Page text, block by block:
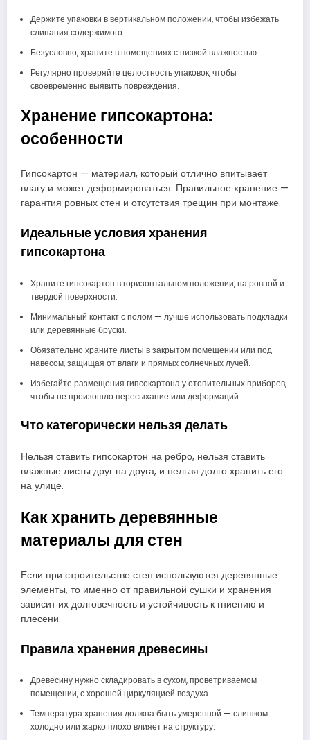
Держите упаковки в вертикальном положении, чтобы избежать
слипания содержимого.
Безусловно, храните в помещениях с низкой влажностью.
Регулярно проверяйте целостность упаковок, чтобы
своевременно выявить повреждения.
Хранение гипсокартона:
особенности
Гипсокартон — материал, который отлично впитывает
влагу и может деформироваться. Правильное хранение —
гарантия ровных стен и отсутствия трещин при монтаже.
Идеальные условия хранения
гипсокартона
Храните гипсокартон в горизонтальном положении, на ровной и
твердой поверхности.
Минимальный контакт с полом — лучше использовать подкладки
или деревянные бруски.
Обязательно храните листы в закрытом помещении или под
навесом, защищая от влаги и прямых солнечных лучей.
Избегайте размещения гипсокартона у отопительных приборов,
чтобы не произошло пересыхание или деформаций.
Что категорически нельзя делать
Нельзя ставить гипсокартон на ребро, нельзя ставить
влажные листы друг на друга, и нельзя долго хранить его
на улице.
Как хранить деревянные
материалы для стен
Если при строительстве стен используются деревянные
элементы, то именно от правильной сушки и хранения
зависит их долговечность и устойчивость к гниению и
плесени.
Правила хранения древесины
Древесину нужно складировать в сухом, проветриваемом
помещении, с хорошей циркуляцией воздуха.
Температура хранения должна быть умеренной — слишком
холодно или жарко плохо влияет на структуру.